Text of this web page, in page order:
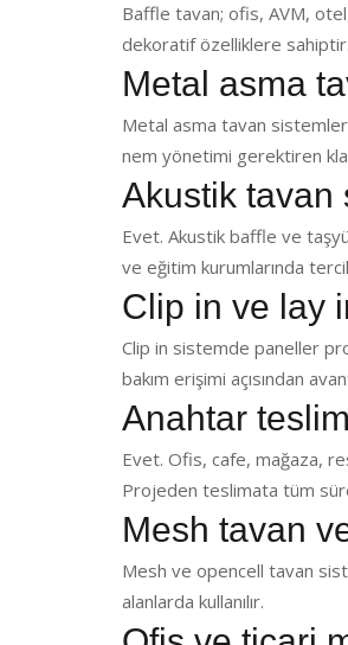
Baffle tavan; ofis, AVM,
dekoratif özelliklere sahiptir.
Metal asma
Metal asma tavan
nem yönetimi gerektiren
Akustik tavan
Evet. Akustik baffle ve
ve eğitim kurumlarında
Clip in ve lay
Clip in sistemde paneller
bakım erişimi açısından
Anahtar
Evet. Ofis, cafe, mağaza,
Projeden teslimata tüm
Mesh tavan
Mesh ve opencell tavan
alanlarda kullanılır.